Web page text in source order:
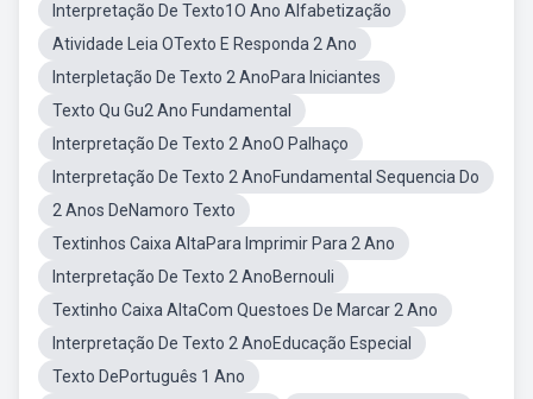
Interpretação De Texto1O Ano Alfabetização
Atividade Leia OTexto E Responda 2 Ano
Interpletação De Texto 2 AnoPara Iniciantes
Texto Qu Gu2 Ano Fundamental
Interpretação De Texto 2 AnoO Palhaço
Interpretação De Texto 2 AnoFundamental Sequencia Do
2 Anos DeNamoro Texto
Textinhos Caixa AltaPara Imprimir Para 2 Ano
Interpretação De Texto 2 AnoBernouli
Textinho Caixa AltaCom Questoes De Marcar 2 Ano
Interpretação De Texto 2 AnoEducação Especial
Texto DePortuguês 1 Ano